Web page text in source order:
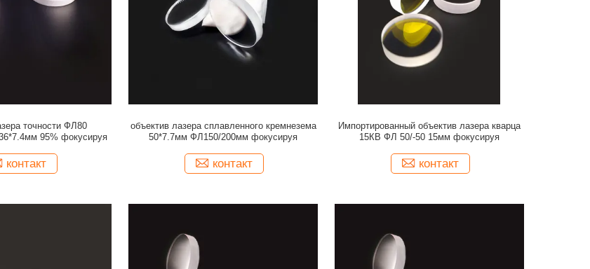
точности ФЛ80
95% фокусируя
контакт
объектив лазера сплавленного кремнезема
50*7.7мм ФЛ150/200мм фокусируя
контакт
Импортированный объектив лазера кварца
15КВ ФЛ 50/-50 15мм фокусируя
контакт